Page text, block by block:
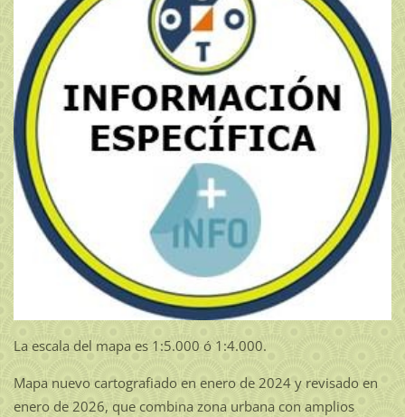
La escala del mapa es 1:5.000 ó 1:4.000.
Mapa nuevo cartografiado en enero de 2024 y revisado en
enero de 2026, que combina zona urbana con amplios